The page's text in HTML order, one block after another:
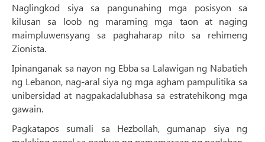
Naglingkod siya sa pangunahing mga posisyon sa
kilusan sa loob ng maraming mga taon at naging
maimpluwensyang sa paghaharap nito sa rehimeng
Zionista.
Ipinanganak sa nayon ng Ebba sa Lalawigan ng Nabatieh
ng Lebanon, nag-aral siya ng mga agham pampulitika sa
unibersidad at nagpakadalubhasa sa estratehikong mga
gawain.
Pagkatapos sumali sa Hezbollah, gumanap siya ng